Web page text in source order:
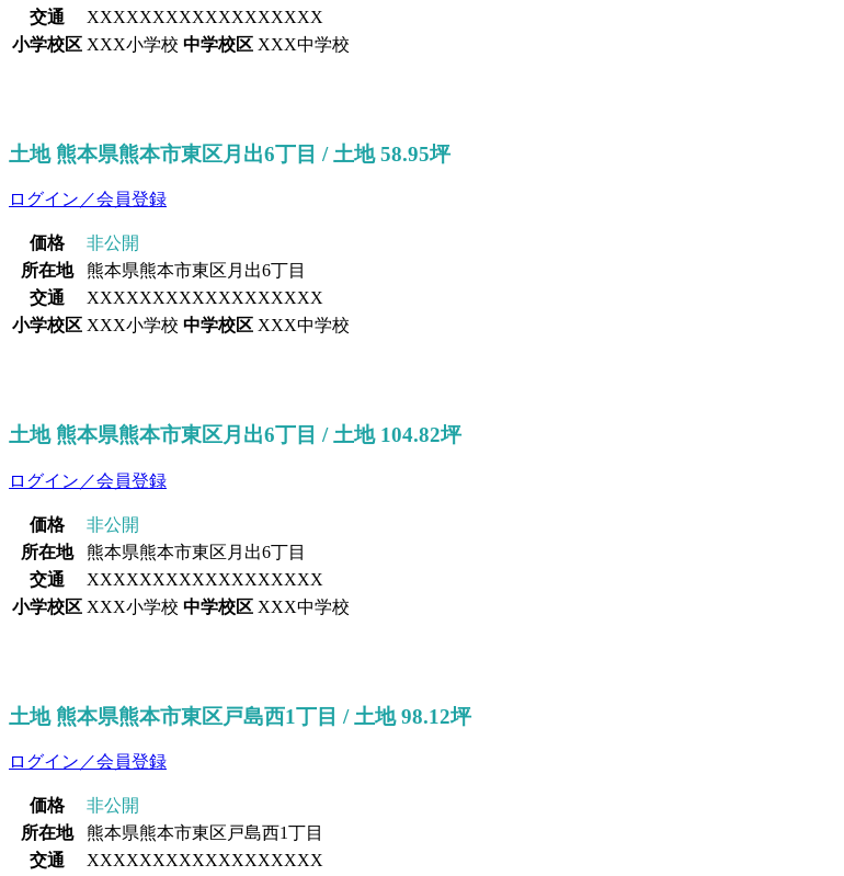
交通
XXXXXXXXXXXXXXXXXX
小学校区 XXX小学校 中学校区 XXX中学校
土地 熊本県熊本市東区月出6丁目 / 土地 58.95坪
ログイン／会員登録
価格
非公開
所在地
熊本県熊本市東区月出6丁目
交通
XXXXXXXXXXXXXXXXXX
小学校区 XXX小学校 中学校区 XXX中学校
土地 熊本県熊本市東区月出6丁目 / 土地 104.82坪
ログイン／会員登録
価格
非公開
所在地
熊本県熊本市東区月出6丁目
交通
XXXXXXXXXXXXXXXXXX
小学校区 XXX小学校 中学校区 XXX中学校
土地 熊本県熊本市東区戸島西1丁目 / 土地 98.12坪
ログイン／会員登録
価格
非公開
所在地
熊本県熊本市東区戸島西1丁目
交通
XXXXXXXXXXXXXXXXXX